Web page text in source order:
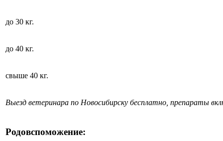
до 30 кг.
до 40 кг.
свыше 40 кг.
Выезд ветеринара по Новосибирску бесплатно, препараты
Родовспоможение: